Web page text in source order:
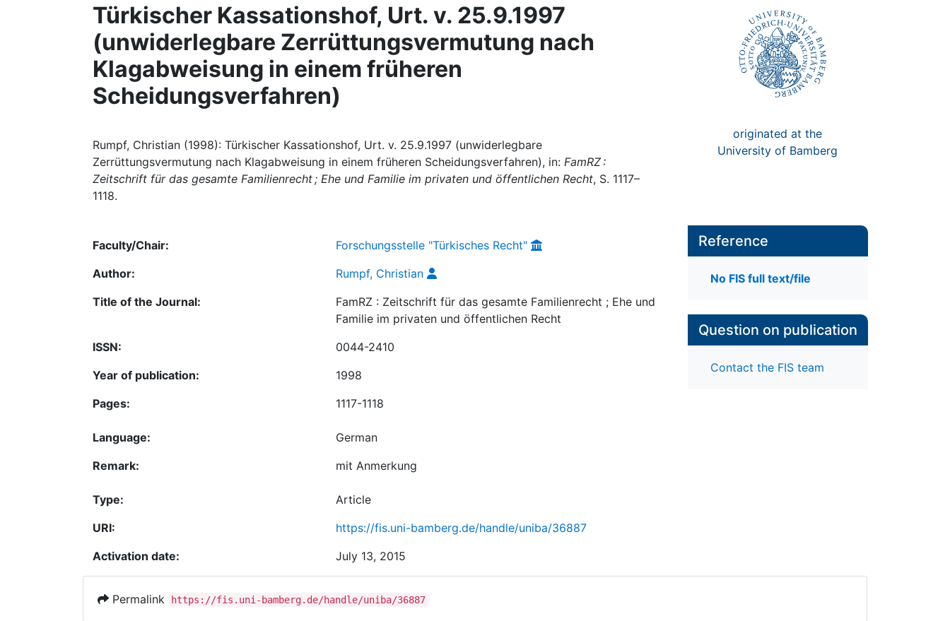
Türkischer Kassationshof, Urt. v. 25.9.1997
(unwiderlegbare Zerrüttungsvermutung nach
Klagabweisung in einem früheren
Scheidungsverfahren)
Rumpf, Christian (1998): Türkischer Kassationshof, Urt. v. 25.9.1997 (unwiderlegbare
Zerrüttungsvermutung nach Klagabweisung in einem früheren Scheidungsverfahren), in: FamRZ :
Zeitschrift für das gesamte Familienrecht ; Ehe und Familie im privaten und öffentlichen Recht, S. 1117–
1118.
originated at the
University of Bamberg
Faculty/Chair:
Forschungsstelle "Türkisches Recht"
Author:
Rumpf, Christian
Title of the Journal:
FamRZ : Zeitschrift für das gesamte Familienrecht ; Ehe und
Familie im privaten und öffentlichen Recht
ISSN:
0044-2410
Year of publication:
1998
Pages:
1117-1118
Language:
German
Remark:
mit Anmerkung
Type:
Article
URI:
https://fis.uni-bamberg.de/handle/uniba/36887
Activation date:
July 13, 2015
Reference
No FIS full text/file
Question on publication
Contact the FIS team
Permalink https://fis.uni-bamberg.de/handle/uniba/36887